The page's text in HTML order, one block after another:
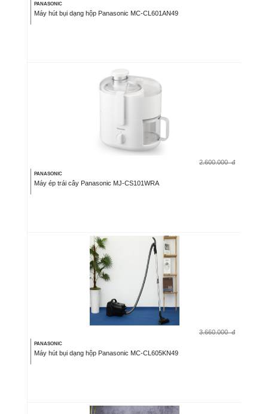
PANASONIC
Máy hút bụi dạng hộp Panasonic MC-CL601AN49
2.600.000 đ
PANASONIC
Máy ép trái cây Panasonic MJ-CS101WRA
3.660.000 đ
PANASONIC
Máy hút bụi dạng hộp Panasonic MC-CL605KN49